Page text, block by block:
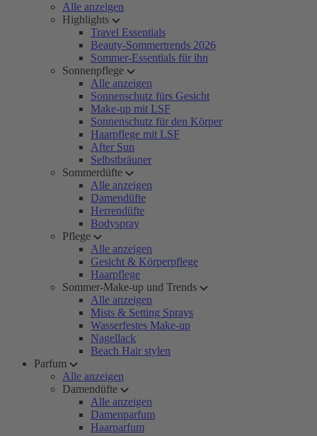
Alle anzeigen
Highlights
Travel Essentials
Beauty-Sommertrends 2026
Sommer-Essentials für ihn
Sonnenpflege
Alle anzeigen
Sonnenschutz fürs Gesicht
Make-up mit LSF
Sonnenschutz für den Körper
Haarpflege mit LSF
After Sun
Selbstbräuner
Sommerdüfte
Alle anzeigen
Damendüfte
Herrendüfte
Bodyspray
Pflege
Alle anzeigen
Gesicht & Körperpflege
Haarpflege
Sommer-Make-up und Trends
Alle anzeigen
Mists & Setting Sprays
Wasserfestes Make-up
Nagellack
Beach Hair stylen
Parfum
Alle anzeigen
Damendüfte
Alle anzeigen
Damenparfum
Haarparfum